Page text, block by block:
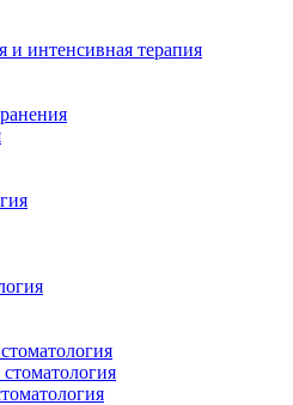
и интенсивная терапия